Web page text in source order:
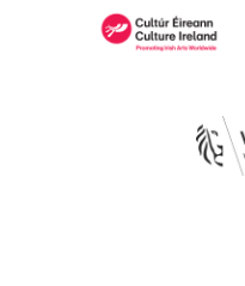
Image